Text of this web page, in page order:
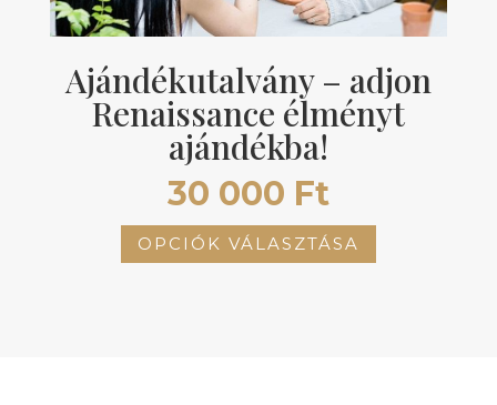
ki
Ajándékutalvány – adjon
Renaissance élményt
ajándékba!
30 000 Ft
OPCIÓK VÁLASZTÁSA
Ennek